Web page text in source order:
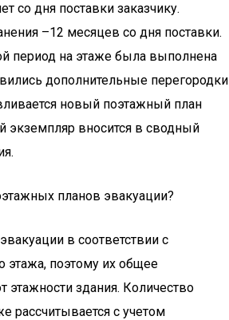
со дня поставки заказчику.
–12 месяцев со дня поставки.
период на этаже была выполнена
дополнительные перегородки
новый поэтажный план
экземпляр вносится в сводный
планов эвакуации?
в соответствии с
этажа, поэтому их общее
этажности здания. Количество
рассчитывается с учетом